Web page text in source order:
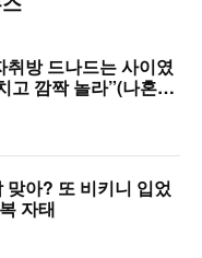
취방 드나드는 사이였
고 깜짝 놀라”(나혼자
맞아? 또 비키니 입었
자태